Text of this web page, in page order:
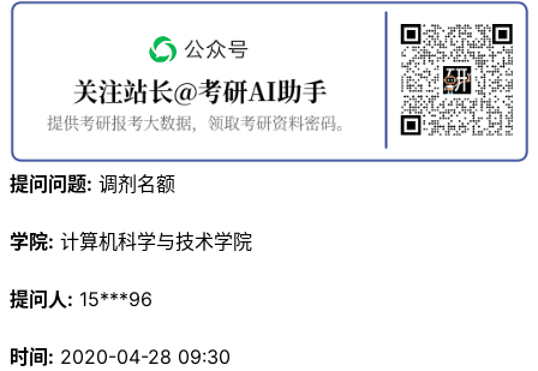
提问问题: 调剂名额
学院: 计算机科学与技术学院
提问人: 15***96
时间: 2020-04-28 09:30